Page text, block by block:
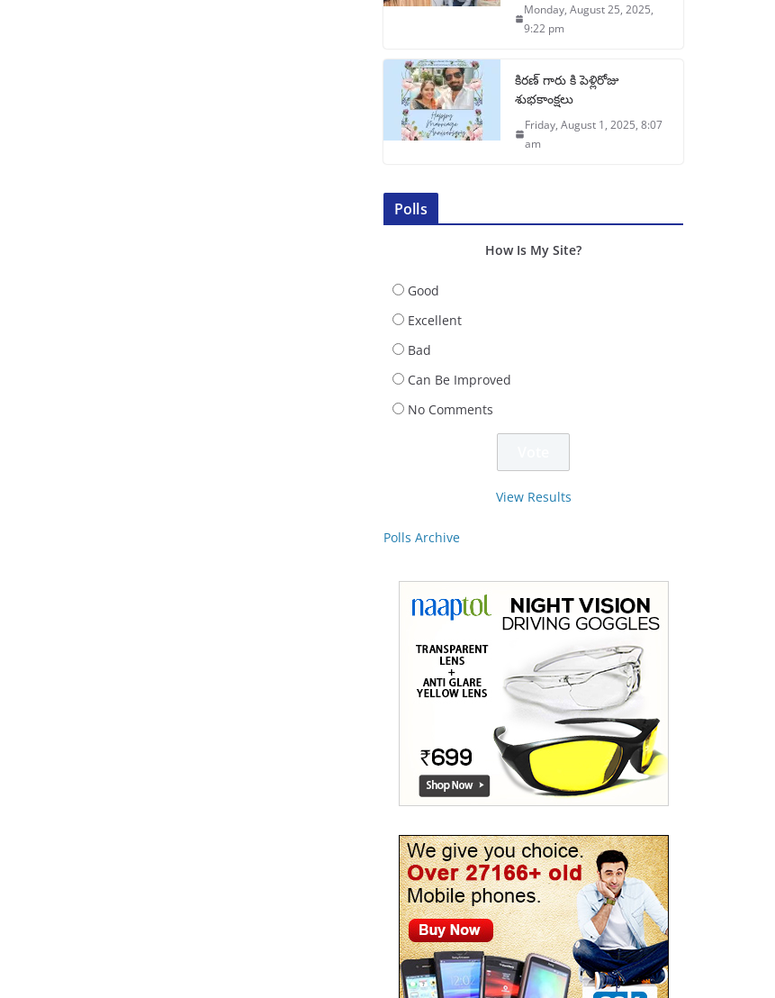
Monday, August 25, 2025,
9:22 pm
కిరణ్ గారు కి పెళ్లిరోజు
శుభకాంక్షలు
Friday, August 1, 2025, 8:07
am
Polls
How Is My Site?
Good
Excellent
Bad
Can Be Improved
No Comments
View Results
Polls Archive